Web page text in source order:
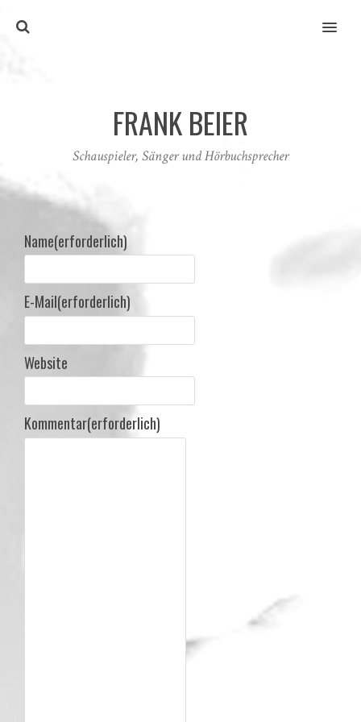
MENU
FRANK BEIER
Schauspieler, Sänger und Hörbuchsprecher
Name(erforderlich)
E-Mail(erforderlich)
Website
Kommentar(erforderlich)